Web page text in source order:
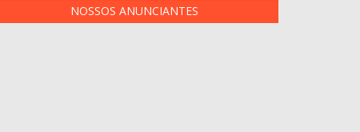
NOSSOS ANUNCIANTES